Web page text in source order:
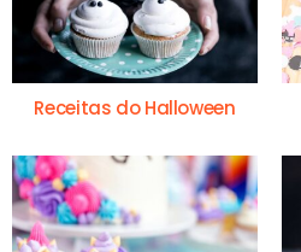
Receitas do Halloween